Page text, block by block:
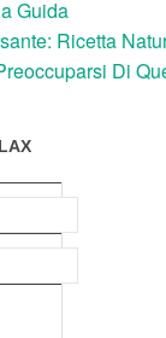
Guida
Ricetta
Di